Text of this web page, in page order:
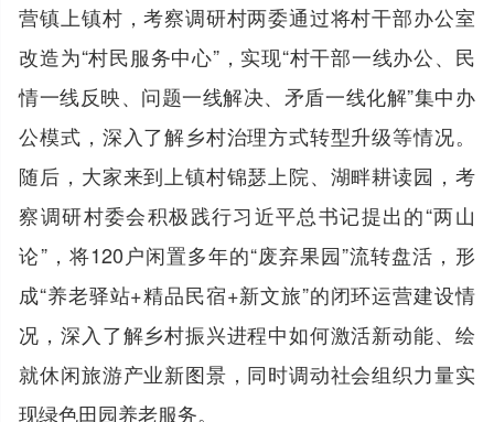
营镇上镇村，考察调研村两委通过将村干部办公室
改造为“村民服务中心”，实现“村干部一线办公、民
情一线反映、问题一线解决、矛盾一线化解”集中办
公模式，深入了解乡村治理方式转型升级等情况。
随后，大家来到上镇村锦瑟上院、湖畔耕读园，考
察调研村委会积极践行习近平总书记提出的“两山
论”，将120户闲置多年的“废弃果园”流转盘活，形
成“养老驿站+精品民宿+新文旅”的闭环运营建设情
况，深入了解乡村振兴进程中如何激活新动能、绘
就休闲旅游产业新图景，同时调动社会组织力量实
现绿色田园养老服务。